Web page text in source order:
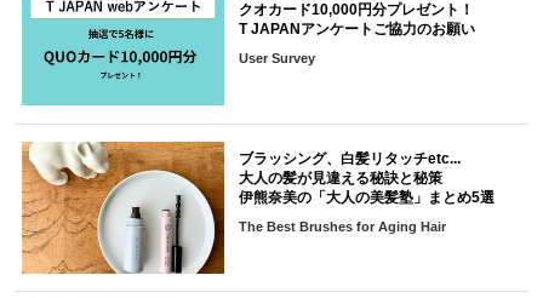
クオカード10,000円分プレゼント！
T JAPANアンケートご協力のお願い
User Survey
ブラッシング、白髪リタッチetc...
大人の髪が見違える秘訣と秘策
伊熊奈美の「大人の美髪塾」まとめ5選
The Best Brushes for Aging Hair